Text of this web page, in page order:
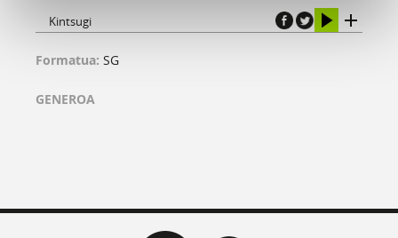
Kintsugi
Formatua: SG
GENEROA